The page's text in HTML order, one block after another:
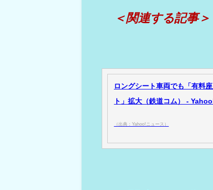
＜関連する記事＞
ロングシート車両でも「有料
ト」拡大（鉄道コム） -
（出典：Yahoo!ニュース）